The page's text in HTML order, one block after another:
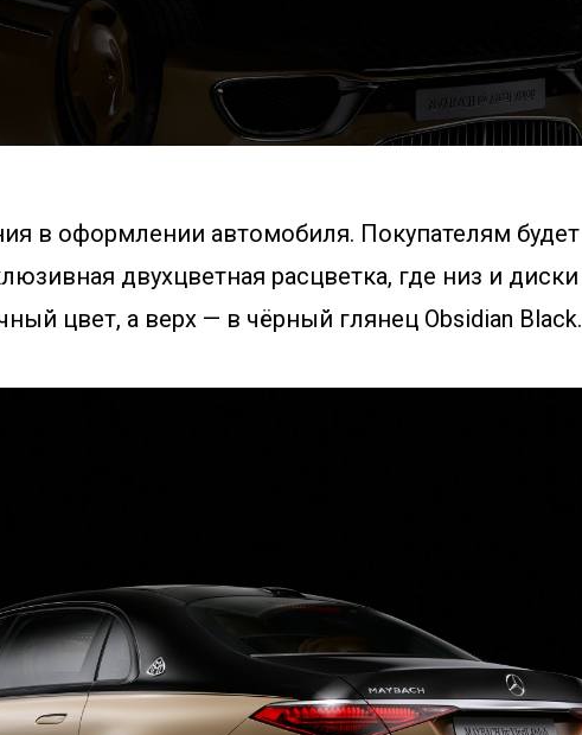
в оформлении автомобиля. Покупателям будет
двухцветная расцветка, где низ и диски
цвет, а верх — в чёрный глянец Obsidian Black.